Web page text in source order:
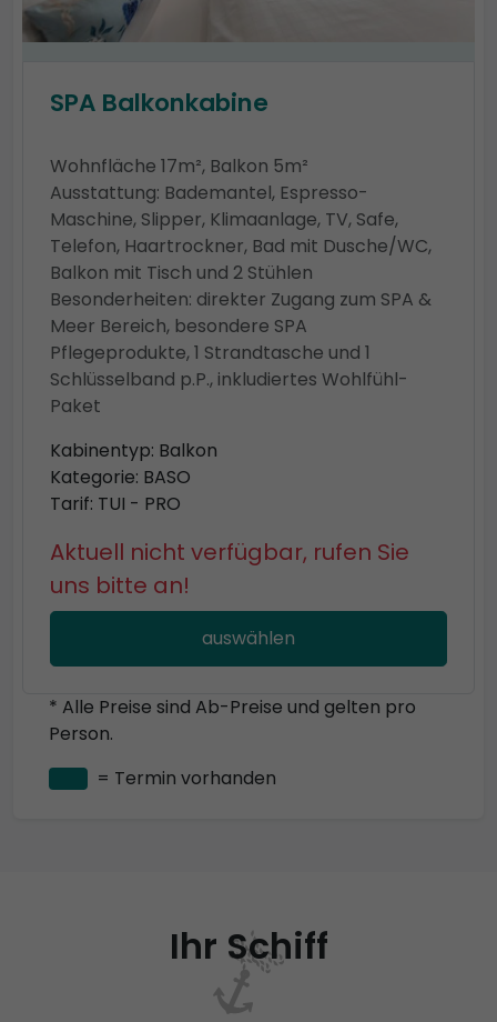
SPA Balkonkabine
Wohnfläche 17m², Balkon 5m²
Ausstattung: Bademantel, Espresso-
Maschine, Slipper, Klimaanlage, TV, Safe,
Telefon, Haartrockner, Bad mit Dusche/WC,
Balkon mit Tisch und 2 Stühlen
Besonderheiten: direkter Zugang zum SPA &
Meer Bereich, besondere SPA
Pflegeprodukte, 1 Strandtasche und 1
Schlüsselband p.P., inkludiertes Wohlfühl-
Paket
Kabinentyp: Balkon
Kategorie: BASO
Tarif: TUI - PRO
Aktuell nicht verfügbar, rufen Sie
uns bitte an!
auswählen
* Alle Preise sind Ab-Preise und gelten pro
Person.
= Termin vorhanden
Ihr Schiff